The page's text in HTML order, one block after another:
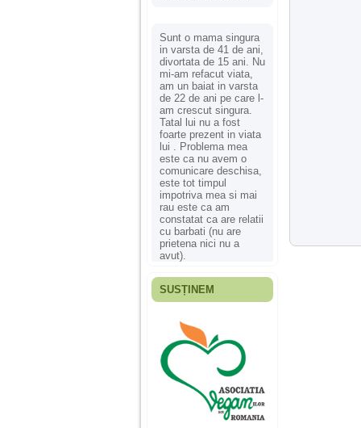
Sunt o mama singura
in varsta de 41 de ani,
divortata de 15 ani. Nu
mi-am refacut viata,
am un baiat in varsta
de 22 de ani pe care l-
am crescut singura.
Tatal lui nu a fost
foarte prezent in viata
lui . Problema mea
este ca nu avem o
comunicare deschisa,
este tot timpul
impotriva mea si mai
rau este ca am
constatat ca are relatii
cu barbati (nu are
prietena nici nu a
avut).
Fiica mea s-a nascut
ani, privind in urma
realizez cat de multe
greseli am facut in
educatia si cresterea
ei, am fost o mama
egoista, preocupata
de implinirea
profesionala, cand ea
era mica am neglijat-
SUSȚINEM